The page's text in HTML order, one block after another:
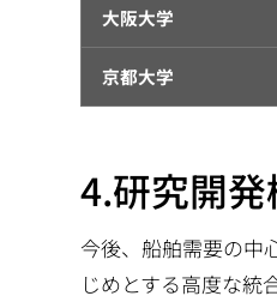
大阪大学
京都大学
4.研究開
今後、船舶需要の中
じめとする高度な統